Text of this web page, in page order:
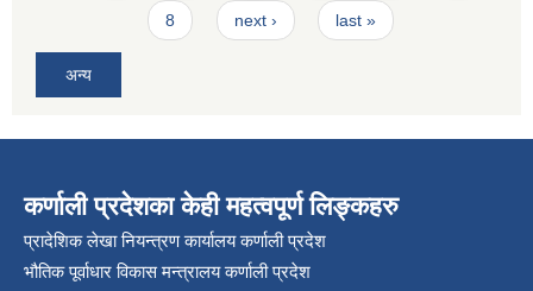
8 next › last »
अन्य
कर्णाली प्रदेशका केही महत्वपूर्ण लिङ्कहरु
प्रादेशिक लेखा नियन्त्रण कार्यालय कर्णाली प्रदेश
भौतिक पूर्वाधार विकास मन्त्रालय कर्णाली प्रदेश